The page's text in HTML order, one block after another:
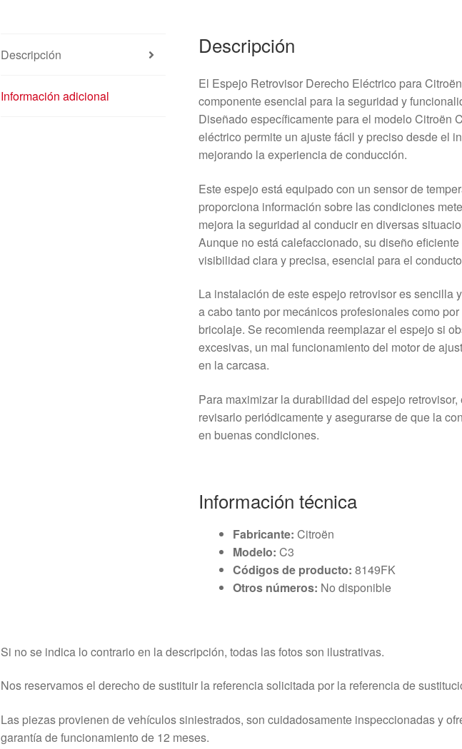
Descripción
Información adicional
Descripción
El Espejo Retrovisor Derecho Eléctrico para
componente esencial para la seguridad y
Diseñado específicamente para el modelo Citroën
eléctrico permite un ajuste fácil y preciso desde el
mejorando la experiencia de conducción.
Este espejo está equipado con un sensor de
proporciona información sobre las condiciones
mejora la seguridad al conducir en diversas
Aunque no está calefaccionado, su diseño
visibilidad clara y precisa, esencial para el
La instalación de este espejo retrovisor es sencilla
a cabo tanto por mecánicos profesionales como
bricolaje. Se recomienda reemplazar el espejo si
excesivas, un mal funcionamiento del motor de
en la carcasa.
Para maximizar la durabilidad del espejo
revisarlo periódicamente y asegurarse de que la
en buenas condiciones.
Información técnica
Fabricante: Citroën
Modelo: C3
Códigos de producto: 8149FK
Otros números: No disponible
Si no se indica lo contrario en la descripción, todas las fotos son ilustrativas.
Nos reservamos el derecho de sustituir la referencia solicitada por la referencia de
Las piezas provienen de vehículos siniestrados, son cuidadosamente inspeccionadas y
garantía de funcionamiento de 12 meses.